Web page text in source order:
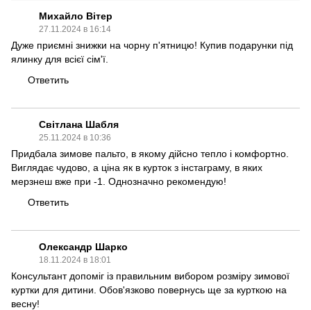
Михайло Вітер
27.11.2024 в 16:14
Дуже приємні знижки на чорну п'ятницю! Купив подарунки під
ялинку для всієї сім'ї.
Ответить
Світлана Шабля
25.11.2024 в 10:36
Придбала зимове пальто, в якому дійсно тепло і комфортно.
Виглядає чудово, а ціна як в курток з інстаграму, в яких
мерзнеш вже при -1. Однозначно рекомендую!
Ответить
Олександр Шарко
18.11.2024 в 18:01
Консультант допоміг із правильним вибором розміру зимової
куртки для дитини. Обов'язково повернусь ще за курткою на
весну!